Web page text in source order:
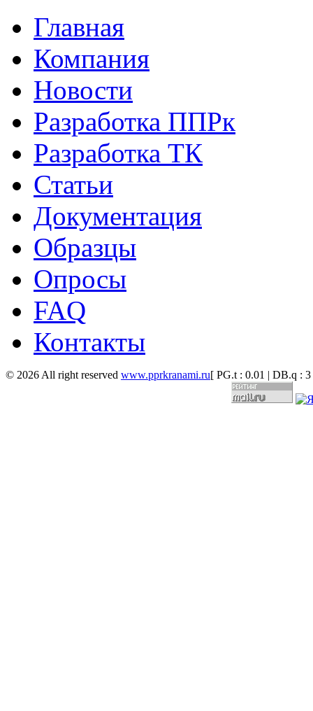
Главная
Компания
Новости
Разработка ППРк
Разработка ТК
Статьи
Документация
Образцы
Опросы
FAQ
Контакты
© 2026 All right reserved www.pprkranami.ru[ PG.t : 0.01 | DB.q :